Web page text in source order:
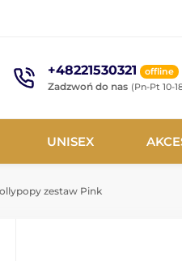
+48221530321 offline
Zadzwoń do nas (Pn-Pt 10-
UNISEX
zestaw Pink